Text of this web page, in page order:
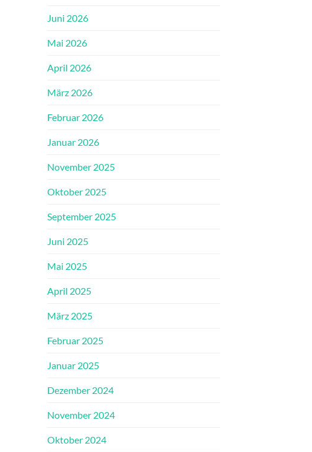
Juni 2026
Mai 2026
April 2026
März 2026
Februar 2026
Januar 2026
November 2025
Oktober 2025
September 2025
Juni 2025
Mai 2025
April 2025
März 2025
Februar 2025
Januar 2025
Dezember 2024
November 2024
Oktober 2024